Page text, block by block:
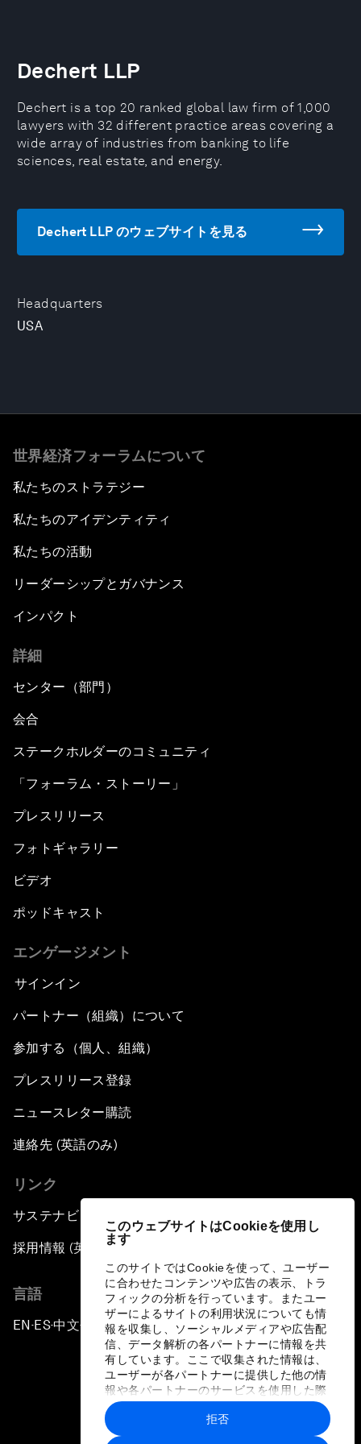
このウェブサイトはCookieを使用し
ます
このサイトではCookieを使って、ユーザー
に合わせたコンテンツや広告の表示、トラ
フィックの分析を行っています。またユー
ザーによるサイトの利用状況についても情
報を収集し、ソーシャルメディアや広告配
信、データ解析の各パートナーに情報を共
有しています。ここで収集された情報は、
ユーザーが各パートナーに提供した他の情
報や各パートナーのサービスを使用した際
に収集された情報と組み合わされ、各パー
トナーによって使用されることがありま
す。
拒否
Headquarters
USA
Dechert LLP
Dechert is a top 20 ranked global law firm of 1,000
lawyers with 32 different practice areas covering a
wide array of industries from banking to life
sciences, real estate, and energy.
Dechert LLP のウェブサイトを見る
世界経済フォーラムについて
私たちのストラテジー
私たちのアイデンティティ
私たちの活動
リーダーシップとガバナンス
インパクト
詳細
センター（部門）
会合
ステークホルダーのコミュニティ
「フォーラム・ストーリー」
プレスリリース
フォトギャラリー
ビデオ
ポッドキャスト
エンゲージメント
サインイン
パートナー（組織）について
参加する（個人、組織）
プレスリリース登録
ニュースレター購読
連絡先 (英語のみ)
リンク
サステナビリティへの取り組み
採用情報 (英語のみ)
言語
EN ▪ES▪中文▪ 日本語
プライバシーポリシーと利用規約